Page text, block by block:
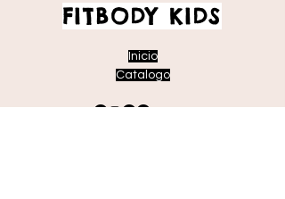
FITBODY KIDS
Inicio
Catalogo